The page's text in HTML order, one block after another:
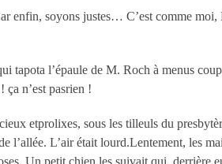
enfin, soyons justes… C’est comme
tapota l’épaule de M. Roch à menus
n’est pasrien !
etprolixes, sous les tilleuls du
l’allée. L’air était lourd.Lentement, les
Un petit chien les suivait qui,